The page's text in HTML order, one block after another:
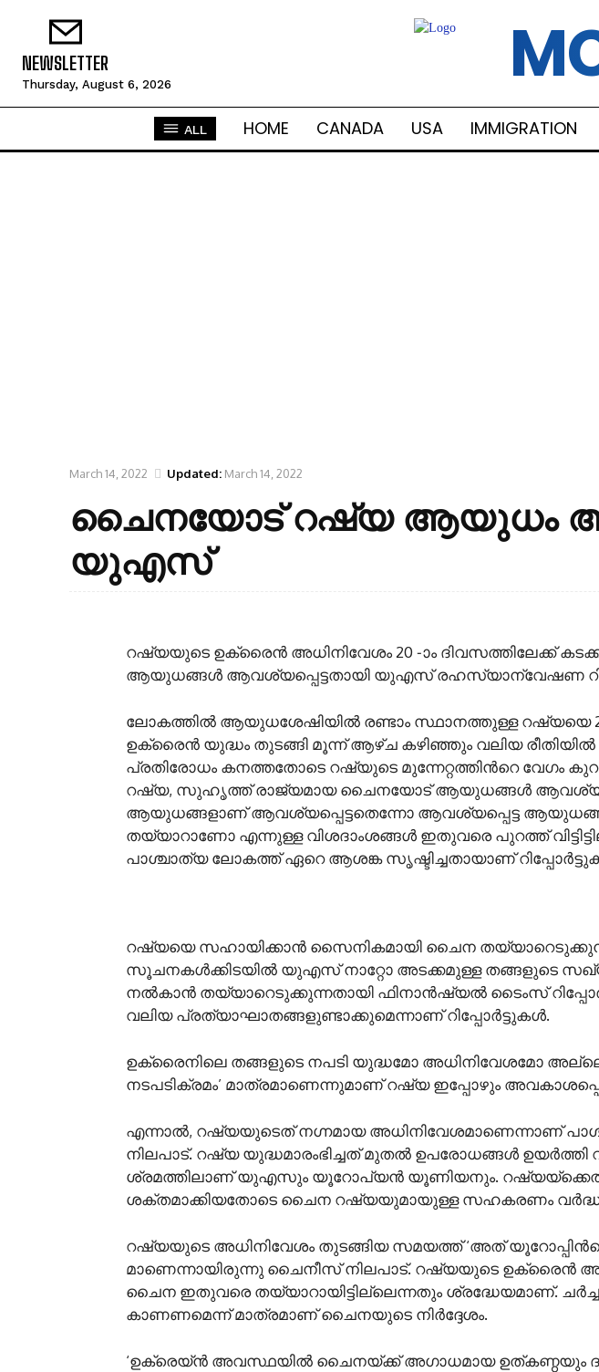
NEWSLETTER
Thursday, August 6, 2026
ALL HOME CANADA USA IMMIGRATION
March 14, 2022 Updated: March 14, 2022
ചൈനയോട് റഷ്യ ആയുധം
യുഎസ്
റഷ്യയുടെ ഉക്രൈന്‍ അധിനിവേശം 20 -ാം ദിവസത്തിലേക്ക്
ആയുധങ്ങള്‍ ആവശ്യപ്പെട്ടതായി യുഎസ് രഹസ്യാന്വേഷണ
ലോകത്തില്‍ ആയുധശേഷിയില്‍ രണ്ടാം സ്ഥാനത്തുള്ള റഷ്യയെ
ഉക്രൈന്‍ യുദ്ധം തുടങ്ങി മൂന്ന് ആഴ്ച കഴിഞ്ഞും വലിയ
പ്രതിരോധം കനത്തതോടെ റഷ്യുടെ മുന്നേറ്റത്തിന്‍റെ വേഗം
റഷ്യ, സുഹൃത്ത് രാജ്യമായ ചൈനയോട് ആയുധങ്ങള്‍
ആയുധങ്ങളാണ് ആവശ്യപ്പെട്ടതെന്നോ ആവശ്യപ്പെട്ട
തയ്യാറാണോ എന്നുള്ള വിശദാംശങ്ങള്‍ ഇതുവരെ പുറത്ത്
പാശ്ചാത്യ ലോകത്ത് ഏറെ ആശങ്ക സൃഷ്ടിച്ചതായാണ്
റഷ്യയെ സഹായിക്കാൻ സൈനികമായി ചൈന
സൂചനകൾക്കിടയിൽ യുഎസ് നാറ്റോ അടക്കമുള്ള തങ്ങളുടെ
നൽകാൻ തയ്യാറെടുക്കുന്നതായി ഫിനാൻഷ്യൽ ടൈംസ്
വലിയ പ്രത്യാഘാതങ്ങളുണ്ടാക്കുമെന്നാണ് റിപ്പോര്‍ട്ടുകള്‍.
ഉക്രൈനിലെ തങ്ങളുടെ നപടി യുദ്ധമോ അധിനിവേശമോ
നടപടിക്രമം’ മാത്രമാണെന്നുമാണ് റഷ്യ ഇപ്പോഴും
എന്നാല്‍, റഷ്യയുടെത് നഗ്നമായ അധിനിവേശമാണെന്നാണ്
നിലപാട്. റഷ്യ യുദ്ധമാരംഭിച്ചത് മുതല്‍ ഉപരോധങ്ങള്‍ ഉയര്‍ത്തി
ശ്രമത്തിലാണ് യുഎസും യൂറോപ്യന്‍ യൂണിയനും.
ശക്തമാക്കിയതോടെ ചൈന റഷ്യയുമായുള്ള സഹകരണം
റഷ്യയുടെ അധിനിവേശം തുടങ്ങിയ സമയത്ത് ‘അത്
മാണെന്നായിരുന്നു ചൈനീസ് നിലപാട്. റഷ്യയുടെ ഉക്രൈന്‍
ചൈന ഇതുവരെ തയ്യാറായിട്ടില്ലെന്നതും ശ്രദ്ധേയമാണ്.
കാണണമെന്ന് മാത്രമാണ് ചൈനയുടെ നിര്‍ദ്ദേശം.
‘ഉക്രെയ്‌ൻ അവസ്ഥയിൽ ചൈനയ്ക്ക് അഗാധമായ ഉത്കണ്ഠയും